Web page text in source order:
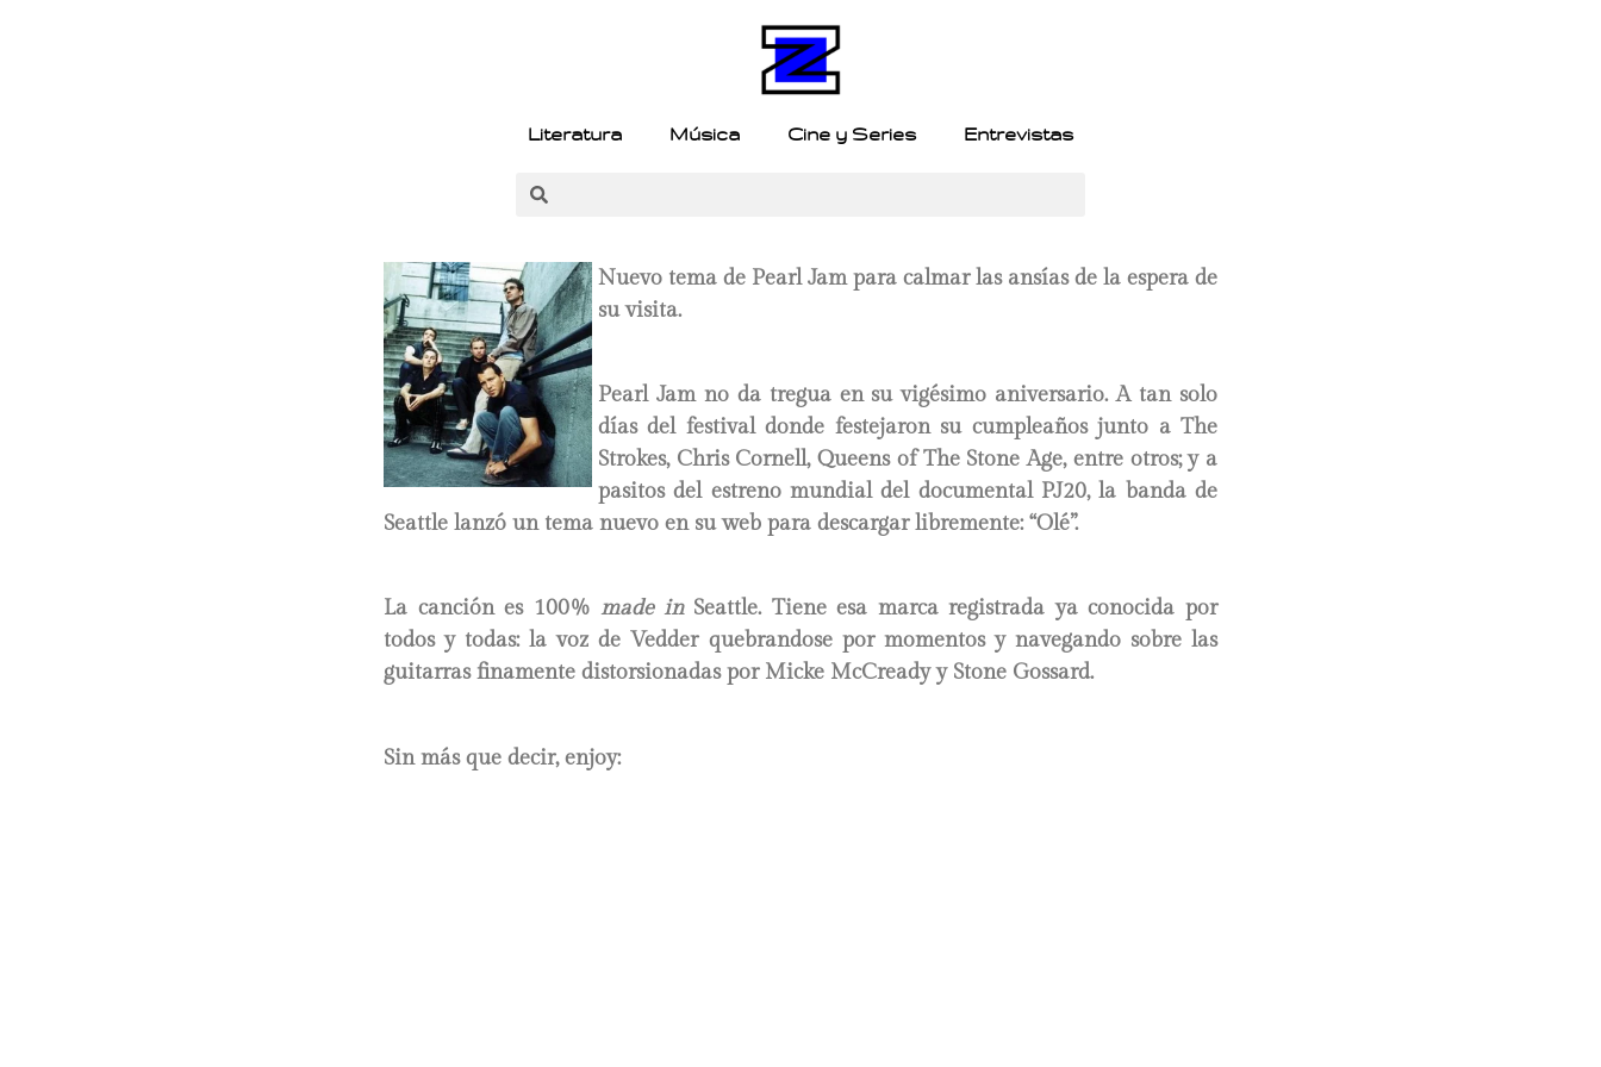
Literatura Música Cine y Series Entrevistas
Nuevo tema de Pearl Jam para calmar las ansías de la espera de
su visita.
Pearl Jam no da tregua en su vigésimo aniversario. A tan solo
días del festival donde festejaron su cumpleaños junto a The
Strokes, Chris Cornell, Queens of The Stone Age, entre otros; y a
pasitos del estreno mundial del documental PJ20, la banda de
Seattle lanzó un tema nuevo en su web para descargar libremente: “Olé”.
La canción es 100%made inSeattle. Tiene esa marca registrada ya conocida por
todos y todas: la voz de Vedder quebrandose por momentos y navegando sobre las
guitarras finamente distorsionadas por Micke McCready y Stone Gossard.
Sin más que decir, enjoy: